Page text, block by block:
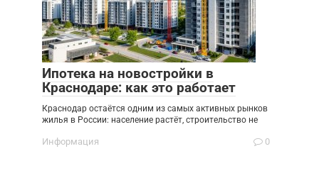
Ипотека на новостройки в
Краснодаре: как это работает
Краснодар остаётся одним из самых активных рынков
жилья в России: население растёт, строительство не
Информация 0